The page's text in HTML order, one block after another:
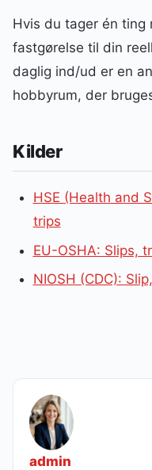
Hvis du tager én ting
fastgørelse til din
daglig ind/ud er en
hobbyrum, der
Kilder
HSE (Health and
trips
EU-OSHA: Slips,
NIOSH (CDC):
admin